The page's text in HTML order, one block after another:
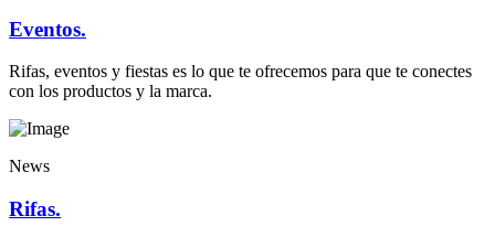
Eventos.
Rifas, eventos y fiestas es lo que te ofrecemos para que te conectes
con los productos y la marca.
News
Rifas.